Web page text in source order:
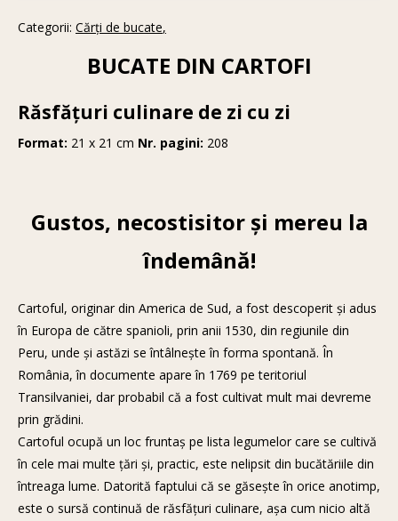
Categorii: Cărţi de bucate
BUCATE DIN CARTOFI
Răsfăţuri culinare de zi cu zi
Format: 21 x 21 cm Nr. pagini: 208
Gustos, necostisitor şi mereu la
îndemână!
Cartoful, originar din America de Sud, a fost descoperit şi adus
în Europa de către spanioli, prin anii 1530, din regiunile din
Peru, unde şi astăzi se întâlneşte în forma spontană. În
România, în documente apare în 1769 pe teritoriul
Transilvaniei, dar probabil că a fost cultivat mult mai devreme
prin grădini.
Cartoful ocupă un loc fruntaş pe lista legumelor care se cultivă
în cele mai multe ţări şi, practic, este nelipsit din bucătăriile din
întreaga lume. Datorită faptului că se găseşte în orice anotimp,
este o sursă continuă de răsfăţuri culinare, aşa cum nicio altă